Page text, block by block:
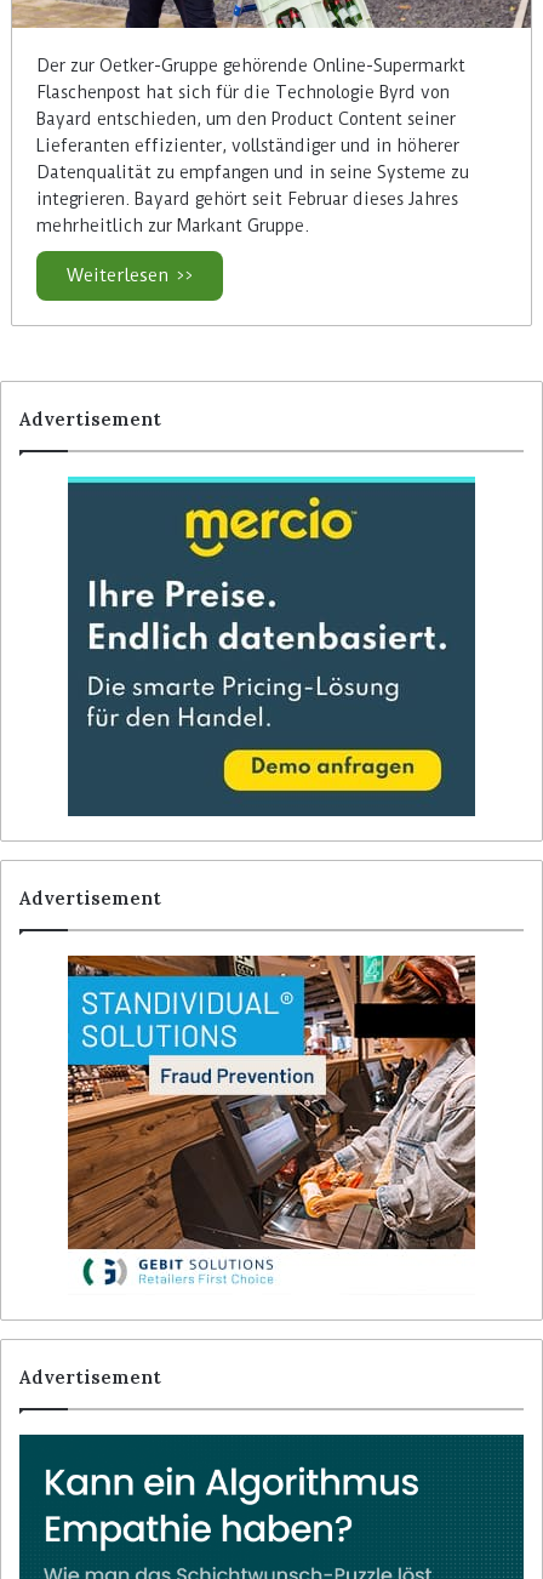
Der zur Oetker-Gruppe gehörende Online-Supermarkt
Flaschenpost hat sich für die Technologie Byrd von
Bayard entschieden, um den Product Content seiner
Lieferanten effizienter, vollständiger und in höherer
Datenqualität zu empfangen und in seine Systeme zu
integrieren. Bayard gehört seit Februar dieses Jahres
mehrheitlich zur Markant Gruppe.
Weiterlesen >>
Advertisement
Advertisement
Advertisement